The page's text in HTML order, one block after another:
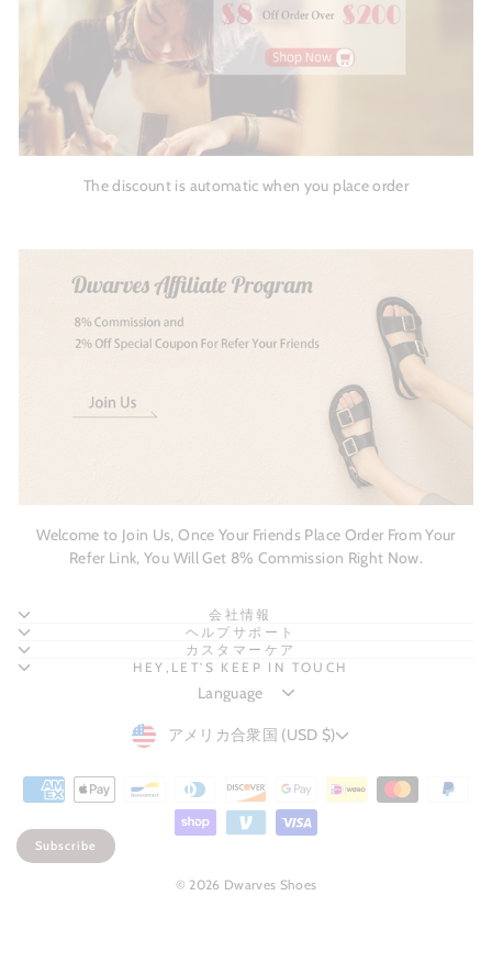
The discount is automatic when you place order
Welcome to Join Us, Once Your Friends Place Order From Your
Refer Link, You Will Get 8% Commission Right Now.
会社情報
ヘルプサポート
カスタマーケア
HEY,LET'S KEEP IN TOUCH
CURRENCY
アメリカ合衆国 (USD $)
© 2026 Dwarves Shoes
Subscribe